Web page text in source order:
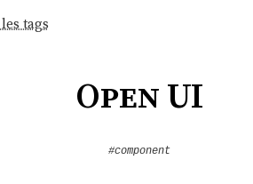
tags
Open UI
#component